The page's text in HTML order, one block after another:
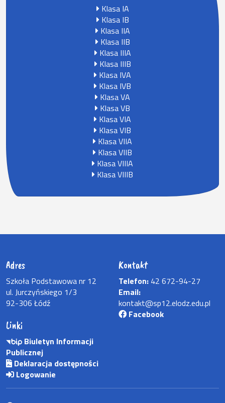
Klasa IA
Klasa IB
Klasa IIA
Klasa IIB
Klasa IIIA
Klasa IIIB
Klasa IVA
Klasa IVB
Klasa VA
Klasa VB
Klasa VIA
Klasa VIB
Klasa VIIA
Klasa VIIB
Klasa VIIIA
Klasa VIIIB
Adres
Szkoła Podstawowa nr 12
ul. Jurczyńskiego 1/3
92-306 Łódź
Kontakt
Telefon: 42 672-94-27
Email:
kontakt@sp12.elodz.edu.pl
Facebook
Linki
Biuletyn Informacji
Publicznej
Deklaracja dostępności
Logowanie